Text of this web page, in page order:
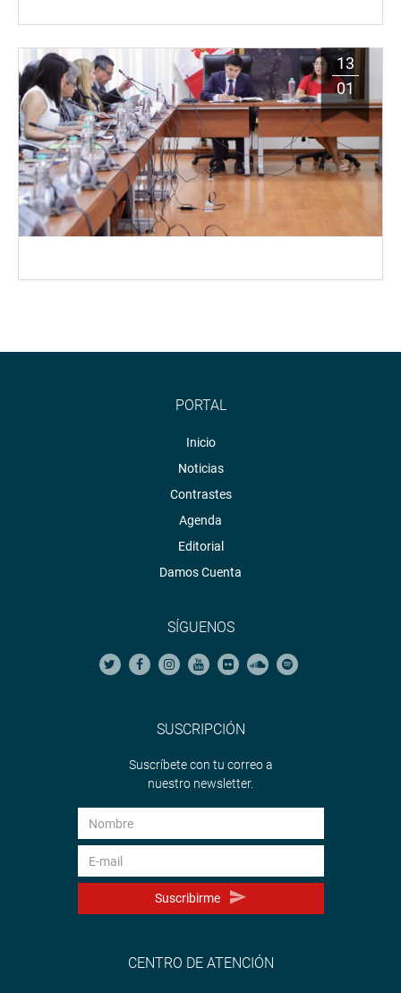
13
01
PORTAL
Inicio
Noticias
Contrastes
Agenda
Editorial
Damos Cuenta
SÍGUENOS
SUSCRIPCIÓN
Suscríbete con tu correo a
nuestro newsletter.
Suscribirme
CENTRO DE ATENCIÓN